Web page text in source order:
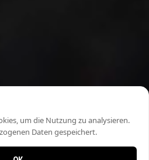
um die Nutzung zu analysieren.
Daten gespeichert.